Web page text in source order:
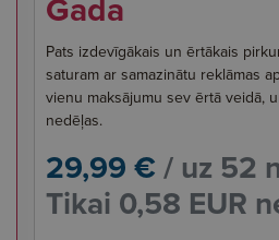
Pats izdevīgākais un ērtākais
saturam ar samazinātu reklāmas
vienu maksājumu sev ērtā veidā,
nedēļas.
29,99 €/ uz 52
Tikai 0,58 EUR